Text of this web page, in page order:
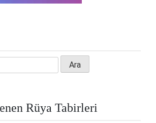
Rüya Tabirleri